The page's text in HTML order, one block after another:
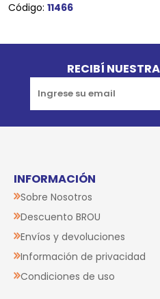
Código: 11466
RECIBÍ
INFORMACIÓN
Sobre Nosotros
Descuento BROU
Envíos y devoluciones
Información de privacidad
Condiciones de uso